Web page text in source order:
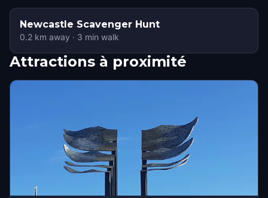
Newcastle Scavenger Hunt
0.2 km away · 3 min walk
Attractions à proximité